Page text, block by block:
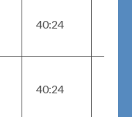
40:24
40:24